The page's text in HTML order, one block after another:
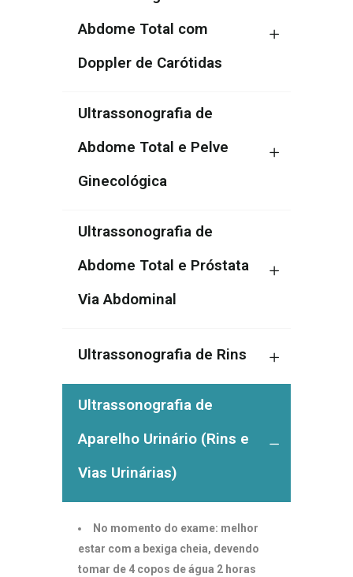
Abdome Total com
Doppler de Carótidas
Ultrassonografia de
Abdome Total e Pelve
Ginecológica
Ultrassonografia de
Abdome Total e Próstata
Via Abdominal
Ultrassonografia de Rins
Ultrassonografia de
Aparelho Urinário (Rins e
Vias Urinárias)
No momento do exame: melhor
estar com a bexiga cheia, devendo
tomar de 4 copos de água 2 horas